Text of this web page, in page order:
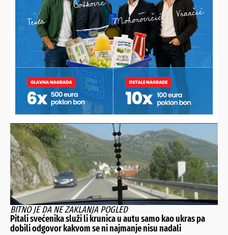
nešto/nekoga pohvaliti?
Javite nam se!
POŠALJI
Alternative:
NAJNOVIJE VIJESTI
BITNO JE DA NE ZAKLANJA POGLED
Pitali svećenika služi li krunica u autu samo kao ukras pa
dobili odgovor kakvom se ni najmanje nisu nadali